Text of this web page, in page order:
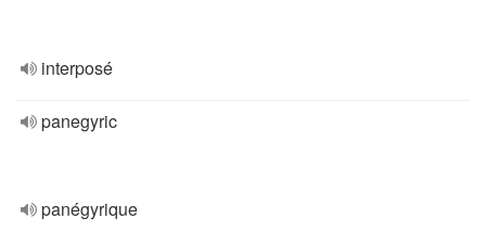
interposé
panegyric
panégyrique